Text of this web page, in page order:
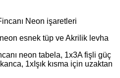
Neon işaretleri
esnek tüp ve Akrilik levha
neon tabela, 1x3A fişli güç
1xIşık kısma için uzaktan